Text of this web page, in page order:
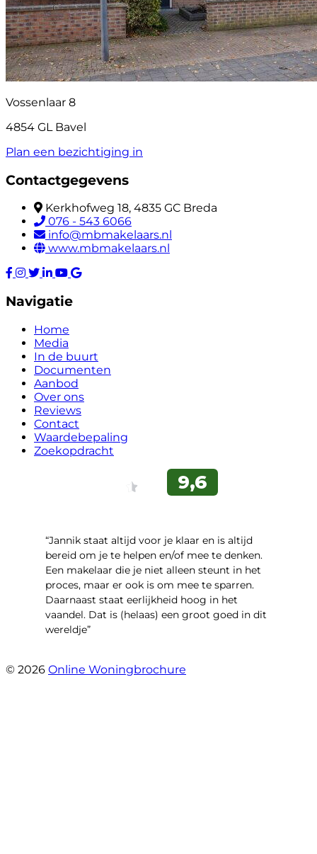
Vossenlaar 8
4854 GL Bavel
Plan een bezichtiging in
Contactgegevens
Kerkhofweg 18, 4835 GC Breda
076 - 543 6066
info@mbmakelaars.nl
www.mbmakelaars.nl
Navigatie
Home
Media
In de buurt
Documenten
Aanbod
Over ons
Reviews
Contact
Waardebepaling
Zoekopdracht
“Jannik staat altijd voor je klaar en is altijd
bereid om je te helpen en/of mee te denken.
Een makelaar die je niet alleen steunt in het
proces, maar er ook is om mee te sparren.
Daarnaast staat eerlijkheid hoog in het
vaandel. Dat is (helaas) een groot goed in dit
wereldje”
© 2026 Online Woningbrochure